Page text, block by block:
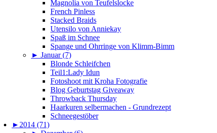
Magnolia von Teufelslocke
French Pinless
Stacked Braids
Utensilo von Anniekay
Spaß im Schnee
Spange und Ohrringe von Klimm-Bimm
► Januar (7)
Blonde Schleifchen
Teil1:Lady Idun
Fotoshoot mit Kroha Fotografie
Blog Geburtstag Giveaway
Throwback Thursday
Haarkuren selbermachen - Grundrezept
Schneegestöber
► 2014 (71)